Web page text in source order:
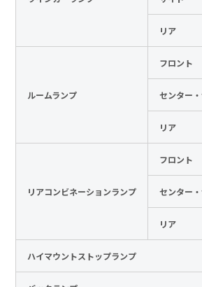
VFHY1104P、LLF0111A、ULR4B、SL035
リア
ルームランプ
フロント
センター
リア
リアコンビネーションランプ
フロント
センター
リア
ハイマウントストップランプ